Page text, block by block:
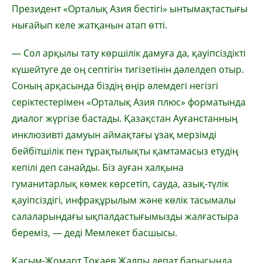
Президент «Орталық Азия бестігі» ынтымақтастығы
нығайып келе жатқанын атап өтті.
— Сол арқылы тату көршілік дамуға да, қауіпсіздікті
күшейтуге де оң септігін тигізетінін дәлелдеп отыр.
Соның арқасында біздің өңір әлемдегі негізгі
серіктестерімен «Орталық Азия плюс» форматында
диалог жүргізе бастады. Қазақстан Ауғанстанның
инклюзивті дамуын аймақтағы ұзақ мерзімді
бейбітшілік пен тұрақтылықты қамтамасыз етудің
кепілі деп санайды. Біз ауған халқына
гуманитарлық көмек көрсетіп, сауда, азық-түлік
қауіпсіздігі, инфрақұрылым және көлік тасымалы
салаларындағы ықпалдастығымызды жалғастыра
береміз, — деді Мемлекет басшысы.